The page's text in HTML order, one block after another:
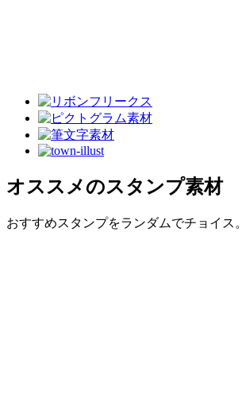
オススメのスタンプ素材
おすすめスタンプをランダムでチョイス。